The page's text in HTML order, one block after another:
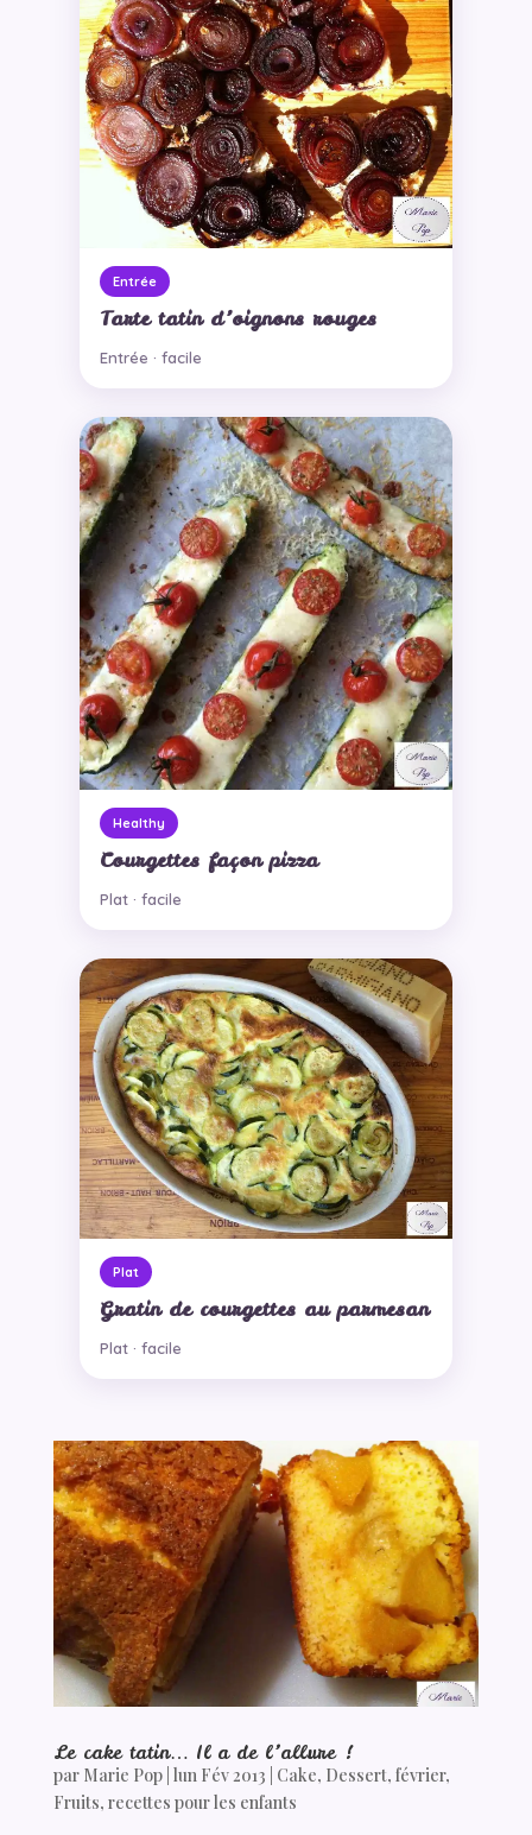
Entrée
Tarte tatin d’oignons rouges
Entrée · facile
Healthy
Courgettes façon pizza
Plat · facile
Plat
Gratin de courgettes au parmesan
Plat · facile
Le cake tatin… Il a de l’allure !
par Marie Pop| lun Fév 2013 Cake, Dessert, février,
Fruits, recettes pour les enfants